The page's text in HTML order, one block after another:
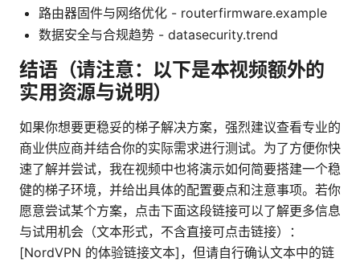
路由器固件与网络优化 - routerfirmware.example
数据安全与合规趋势 - datasecurity.trend
结语（请注意：以下是本视频额外的
实用资源与说明）
如果你想要更稳妥的梯子解决方案，强烈建议查看专业的
商业供应商并结合你的实际需求进行测试。为了方便你快
速了解并尝试，我在视频中也将演示如何简要搭建一个稳
健的梯子环境，并给出具体的配置要点和注意事项。若你
愿意尝试某个方案，点击下面这段链接可以了解更多信息
与试用机会（文本形式，不含直接可点击链接）：
[NordVPN 的体验链接文本]，但请自行确认文本中的链